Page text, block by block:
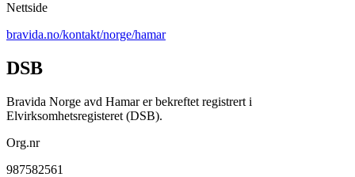
Nettside
bravida.no/kontakt/norge/hamar
DSB
Bravida Norge avd Hamar er bekreftet registrert i
Elvirksomhetsregisteret (DSB).
Org.nr
987582561